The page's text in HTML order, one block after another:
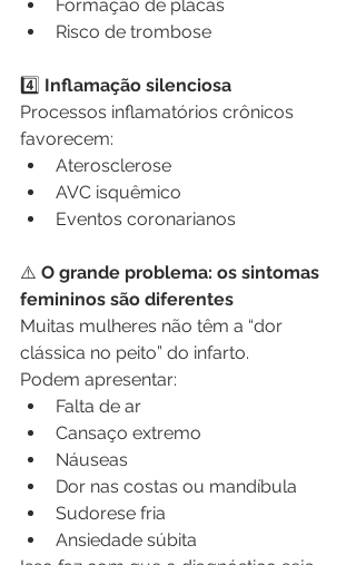
Formação de placas
Risco de trombose
4️⃣ Inflamação silenciosa
Processos inflamatórios crônicos
favorecem:
Aterosclerose
AVC isquêmico
Eventos coronarianos
⚠️ O grande problema: os sintomas
femininos são diferentes
Muitas mulheres não têm a “dor
clássica no peito” do infarto.
Podem apresentar:
Falta de ar
Cansaço extremo
Náuseas
Dor nas costas ou mandíbula
Sudorese fria
Ansiedade súbita